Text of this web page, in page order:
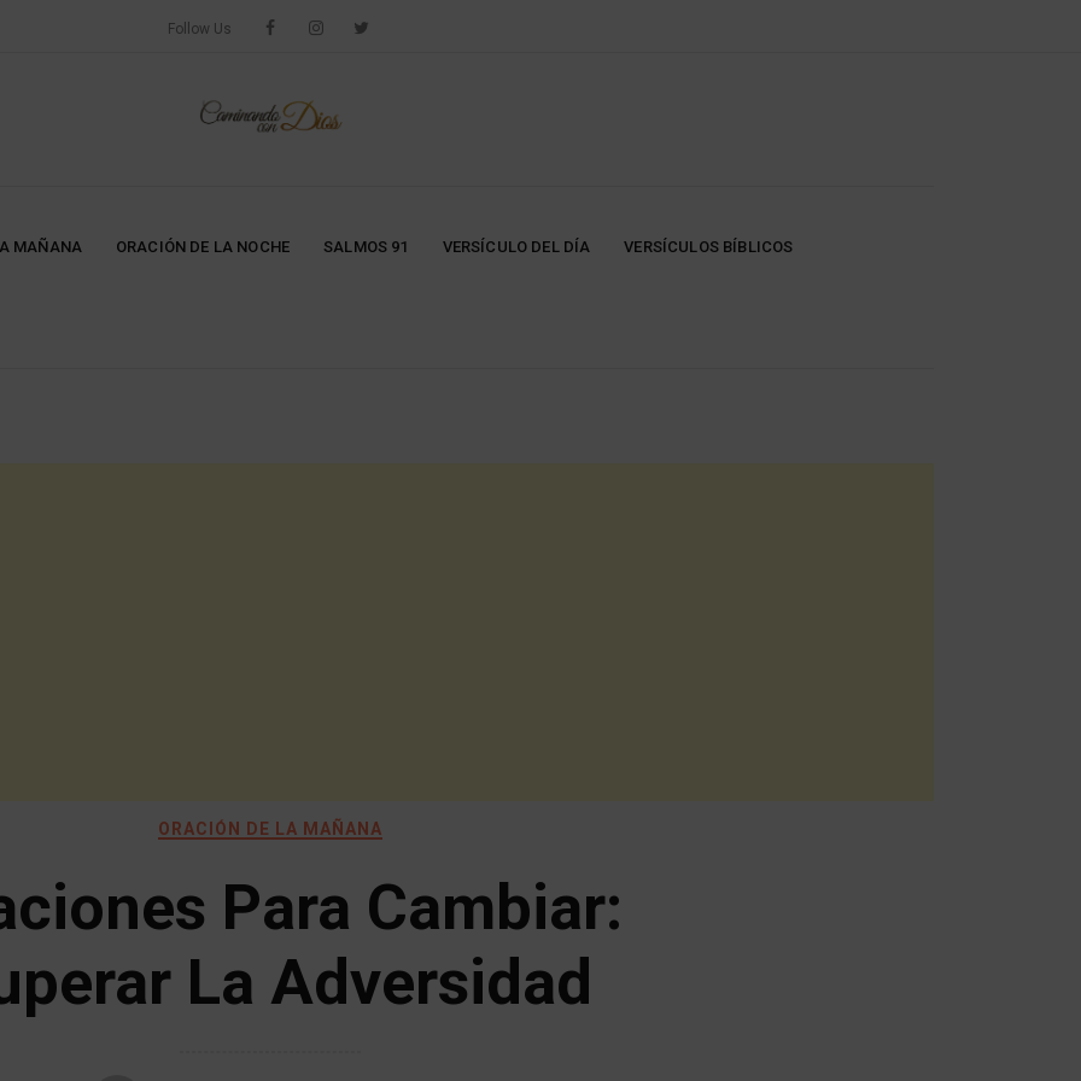
Follow Us
MAÑANA ORACIÓN DE LA NOCHE SALMOS 91 VERSÍCULO DEL DÍA VERSÍCULOS BÍBLICOS
ORACIÓN DE LA MAÑANA
Para Cambiar:
La Adversidad